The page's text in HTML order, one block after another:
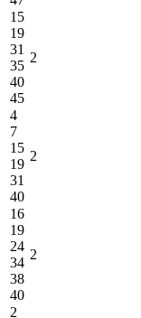
15
19
31
35
40
45
2
4
7
15
19
31
40
2
16
19
24
34
38
40
2
2